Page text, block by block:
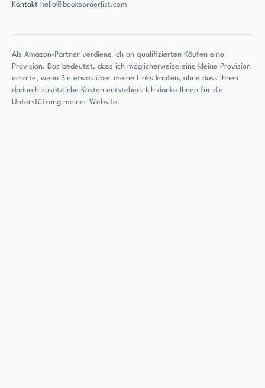
Kontakt hello@booksorderlist.com
Als Amazon-Partner verdiene ich an qualifizierten Käufen eine
Provision. Das bedeutet, dass ich möglicherweise eine kleine Provision
erhalte, wenn Sie etwas über meine Links kaufen, ohne dass Ihnen
dadurch zusätzliche Kosten entstehen. Ich danke Ihnen für die
Unterstützung meiner Website.